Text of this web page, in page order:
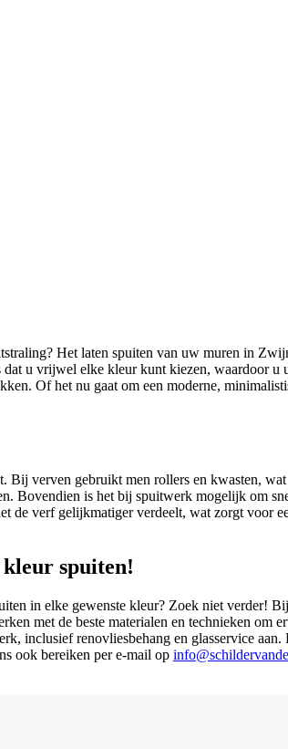
Het laten spuiten van uw muren in
u vrijwel elke kleur kunt kiezen, waardoor u
Of het nu gaat om een moderne,
verven gebruikt men rollers en kwasten,
Bovendien is het bij spuitwerk mogelijk om
verf gelijkmatiger verdeelt, wat zorgt voor
spuiten!
in elke gewenste kleur? Zoek niet verder!
met de beste materialen en technieken om
inclusief renovliesbehang en glasservice
ook bereiken per e-mail op